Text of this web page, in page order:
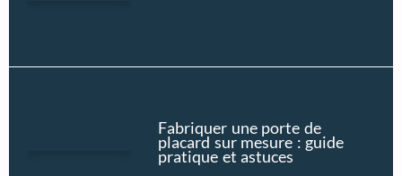
Fabriquer une porte de
placard sur mesure : guide
pratique et astuces